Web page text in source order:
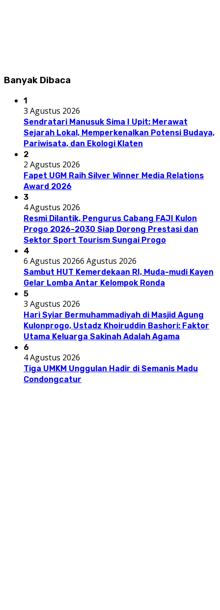
Banyak Dibaca
1
3 Agustus 2026
Sendratari Manusuk Sima I Upit: Merawat
Sejarah Lokal, Memperkenalkan Potensi Budaya,
Pariwisata, dan Ekologi Klaten
2
2 Agustus 2026
Fapet UGM Raih Silver Winner Media Relations
Award 2026
3
4 Agustus 2026
Resmi Dilantik, Pengurus Cabang FAJI Kulon
Progo 2026-2030 Siap Dorong Prestasi dan
Sektor Sport Tourism Sungai Progo
4
6 Agustus 20266 Agustus 2026
Sambut HUT Kemerdekaan RI, Muda-mudi Kayen
Gelar Lomba Antar Kelompok Ronda
5
3 Agustus 2026
Hari Syiar Bermuhammadiyah di Masjid Agung
Kulonprogo, Ustadz Khoiruddin Bashori: Faktor
Utama Keluarga Sakinah Adalah Agama
6
4 Agustus 2026
Tiga UMKM Unggulan Hadir di Semanis Madu
Condongcatur